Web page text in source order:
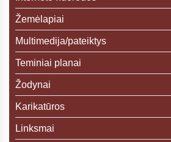
Žemėlapiai
Multimedija/pateiktys
Teminiai planai
Žodynai
Karikatūros
Linksmai